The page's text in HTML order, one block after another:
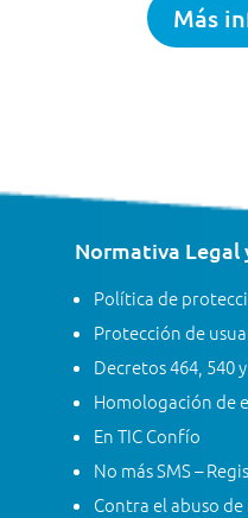
Más
Normativa Legal
Política de
Protección de
Decretos 464, 540
Homologación de
En TIC Confío
No más SMS –
Contra el abuso